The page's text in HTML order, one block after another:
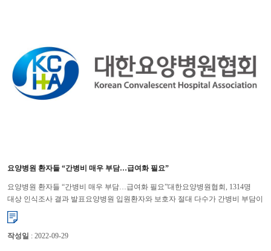
요양병원 환자들 “간병비 매우 부담…급여화 필요”
요양병원 환자들 “간병비 매우 부담…급여화 필요”대한요양병원협회, 1314명
대상 인식조사 결과 발표요양병원 입원환자와 보호자 절대 다수가 간병비 부담이
매우 커 보험 급여화에 찬성하는 것으로 조사됐다. 대한...
작성일 : 2022-09-29